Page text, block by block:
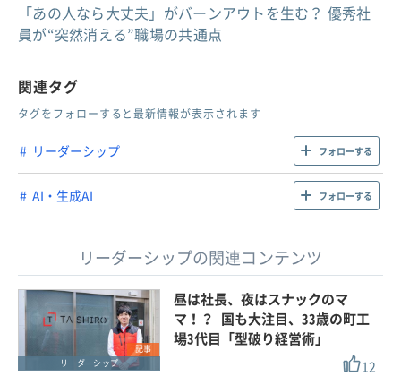
「あの人なら大丈夫」がバーンアウトを生む？ 優秀社
員が“突然消える”職場の共通点
関連タグ
タグをフォローすると最新情報が表示されます
リーダーシップ フォローする
AI・生成AI フォローする
リーダーシップの関連コンテンツ
記事
リーダーシップ
昼は社長、夜はスナックのマ
マ！？ 国も大注目、33歳の町工
場3代目「型破り経営術」
12